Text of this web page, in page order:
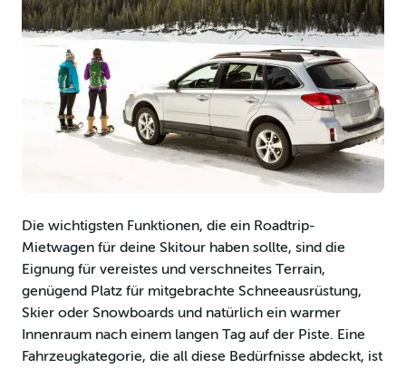
Die wichtigsten Funktionen, die ein Roadtrip-
Mietwagen für deine Skitour haben sollte, sind die
Eignung für vereistes und verschneites Terrain,
genügend Platz für mitgebrachte Schneeausrüstung,
Skier oder Snowboards und natürlich ein warmer
Innenraum nach einem langen Tag auf der Piste. Eine
Fahrzeugkategorie, die all diese Bedürfnisse abdeckt, ist